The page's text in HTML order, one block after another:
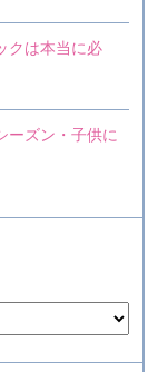
クは本当に必
ーズン・子供に